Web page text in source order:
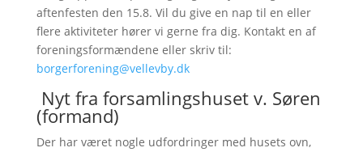
aftenfesten den 15.8. Vil du give en nap til en eller
flere aktiviteter hører vi gerne fra dig. Kontakt en af
foreningsformændene eller skriv til:
borgerforening@vellevby.dk
Nyt fra forsamlingshuset v. Søren
(formand)
Der har været nogle udfordringer med husets ovn,